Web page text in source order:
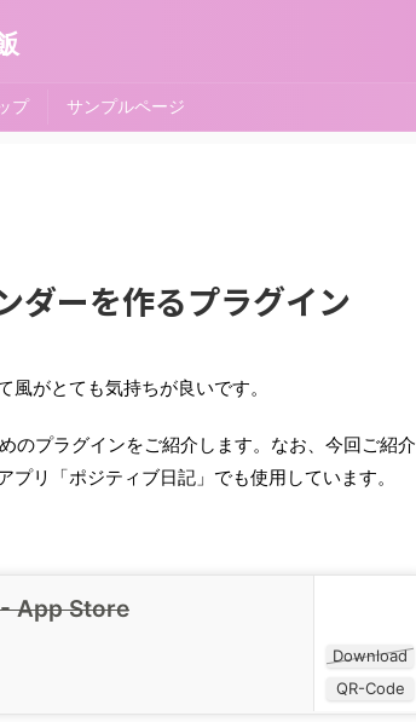
プ サンプルページ
ーを作るプラグイン
がとても気持ちが良いです。
のプラグインをご紹介します。なお、今回ご紹介
リ「ポジティブ日記」でも使用しています。
Download
QR-Code
App Store